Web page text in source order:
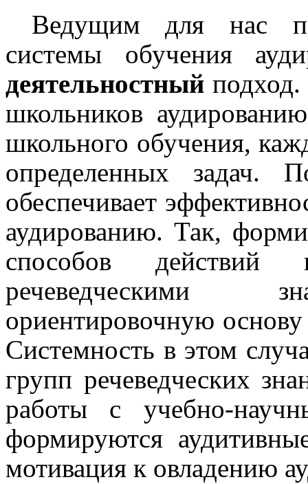
Ведущим для нас
системы обучения
деятельностный подход.
школьников
школьного обучения,
определенных задач.
обеспечивает
аудированию. Так,
способов действий
речеведческими
ориентировочную основу
Системность в этом
групп речеведческих
работы с учебно-
формируются
мотивация к овладению